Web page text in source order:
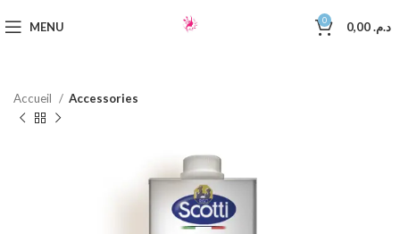
MENU 0 د.م.
Accueil Accessories